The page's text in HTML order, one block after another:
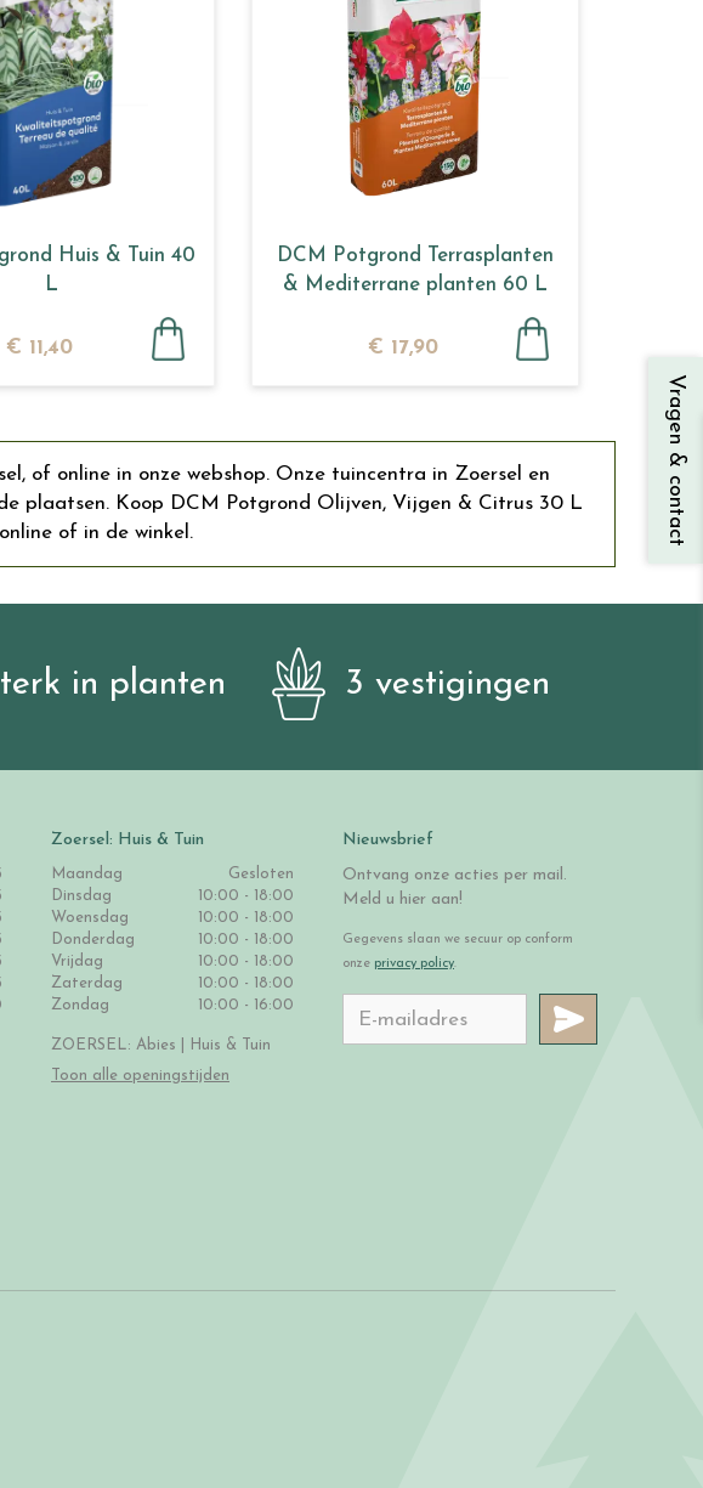
Huis & Tuin 40
L
€ 11 ,40
DCM Potgrond Terrasplanten
& Mediterrane planten 60 L
€ 17,90
of online in onze webshop. Onze tuincentra in Zoersel en
plaatsen. Koop DCM Potgrond Olijven, Vijgen & Citrus 30 L
of in de winkel.
in planten 3 vestigingen
Zoersel: Huis & Tuin
Maandag
Gesloten
Dinsdag
10:00 - 18:00
Woensdag
10:00 - 18:00
Donderdag
10:00 - 18:00
Vrijdag
10:00 - 18:00
Zaterdag
10:00 - 18:00
Zondag
10:00 - 16:00
ZOERSEL: Abies | Huis & Tuin
Toon alle openingstijden
Nieuwsbrief
Ontvang onze acties per mail.
Meld u hier aan!
Gegevens slaan we secuur op conform
onze privacy policy.
Vragen & contact